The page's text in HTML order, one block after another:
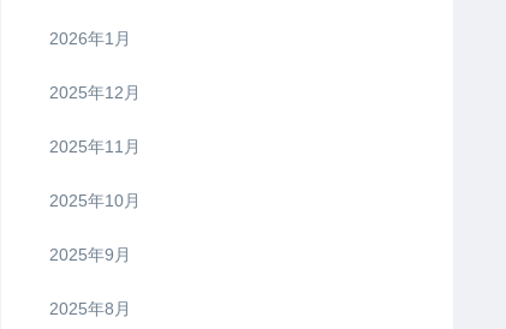
2026年1月
2025年12月
2025年11月
2025年10月
2025年9月
2025年8月